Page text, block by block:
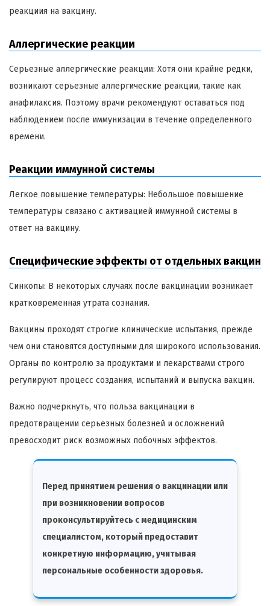
реакциия на вакцину.
Аллергические реакции
Серьезные аллергические реакции: Хотя они крайне редки,
возникают серьезные аллергические реакции, такие как
анафилаксия. Поэтому врачи рекомендуют оставаться под
наблюдением после иммунизации в течение определенного
времени.
Реакции иммунной системы
Легкое повышение температуры: Небольшое повышение
температуры связано с активацией иммунной системы в
ответ на вакцину.
Специфические эффекты от отдельных вакцин
Синкопы: В некоторых случаях после вакцинации возникает
кратковременная утрата сознания.
Вакцины проходят строгие клинические испытания, прежде
чем они становятся доступными для широкого использования.
Органы по контролю за продуктами и лекарствами строго
регулируют процесс создания, испытаний и выпуска вакцин.
Важно подчеркнуть, что польза вакцинации в
предотвращении серьезных болезней и осложнений
превосходит риск возможных побочных эффектов.
Перед принятием решения о вакцинации или
при возникновении вопросов
проконсультируйтесь с медицинским
специалистом, который предоставит
конкретную информацию, учитывая
персональные особенности здоровья.